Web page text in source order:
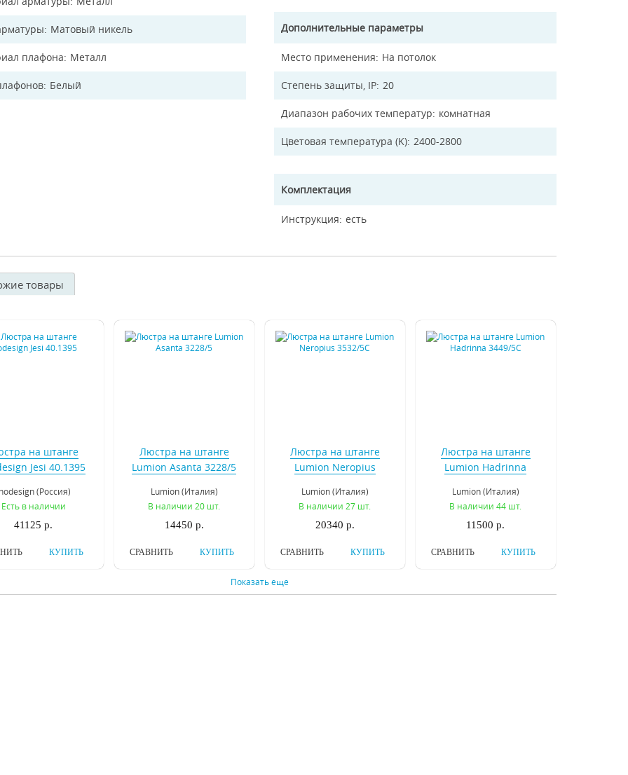
Матовый никель
плафона Металл
Белый
Дополнительные параметры
Место применения На потолок
Степень защиты, IP 20
Диапазон рабочих температур комнатная
Цветовая температура (K) 2400-2800
Комплектация
Инструкция есть
товары
на штанге
Jesi 40.1395
(Россия)
Есть в наличии
41125 р.
КУПИТЬ
Люстра на штанге
Lumion Asanta 3228/5
Lumion (Италия)
В наличии 20 шт.
14450 р.
КУПИТЬ
СРАВНИТЬ
Люстра на штанге
Lumion Neropius
Lumion (Италия)
В наличии 27 шт.
20340 р.
КУПИТЬ
СРАВНИТЬ
Люстра на штанге
Lumion Hadrinna
Lumion (Италия)
В наличии 44 шт.
11500 р.
КУПИТЬ
СРАВНИТЬ
Показать еще